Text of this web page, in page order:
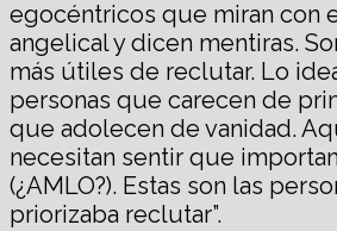
egocéntricos que miran con
angelical y dicen mentiras.
más útiles de reclutar. Lo
personas que carecen de
que adolecen de vanidad.
necesitan sentir que
(¿AMLO?). Estas son las
priorizaba reclutar”.